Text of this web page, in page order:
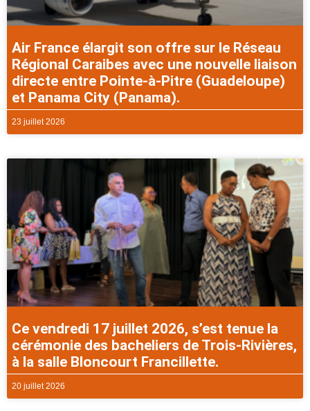
Air France élargit son offre sur le Réseau
Régional Caraibes avec une nouvelle liaison
directe entre Pointe-à-Pitre (Guadeloupe)
et Panama City (Panama).
23 juillet 2026
Ce vendredi 17 juillet 2026, s’est tenue la
cérémonie des bacheliers de Trois-Rivières,
à la salle Bloncourt Francillette.
20 juillet 2026